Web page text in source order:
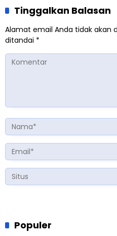
Tinggalkan Balasan
Alamat email Anda tidak akan
ditandai *
Populer